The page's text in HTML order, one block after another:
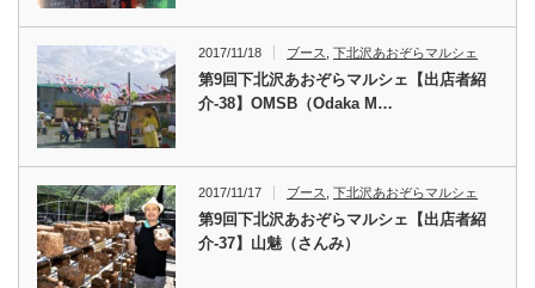
2017/11/18 ブース ,下北沢あおぞらマルシェ
第9回下北沢あおぞらマルシェ【出店者紹
介-38】OMSB（Odaka M…
2017/11/17 ブース ,下北沢あおぞらマルシェ
第9回下北沢あおぞらマルシェ【出店者紹
介-37】山魅（さんみ）